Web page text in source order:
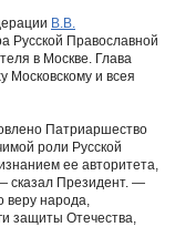
В.В.
Русской Православной
в Москве. Глава
Московскому и всея
Патриаршество
роли Русской
ее авторитета,
сказал Президент. ―
веру народа,
защиты Отечества,